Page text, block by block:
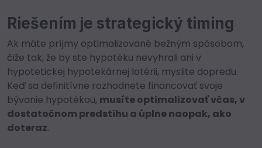
Riešením je strategický timing
Ak máte príjmy optimalizované bežným spôsobom,
čiže tak, že by ste hypotéku nevyhrali ani v
hypotetickej hypotekárnej lotérii, myslite dopredu.
Keď sa definitívne rozhodnete financovať svoje
bývanie hypotékou, musíte optimalizovať včas, v
dostatočnom predstihu a úplne naopak, ako
doteraz.